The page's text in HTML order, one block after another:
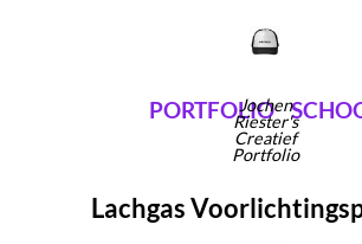
Jochen
Riester's
Creatief
Portfolio
PORTFOLIO
Lachgas